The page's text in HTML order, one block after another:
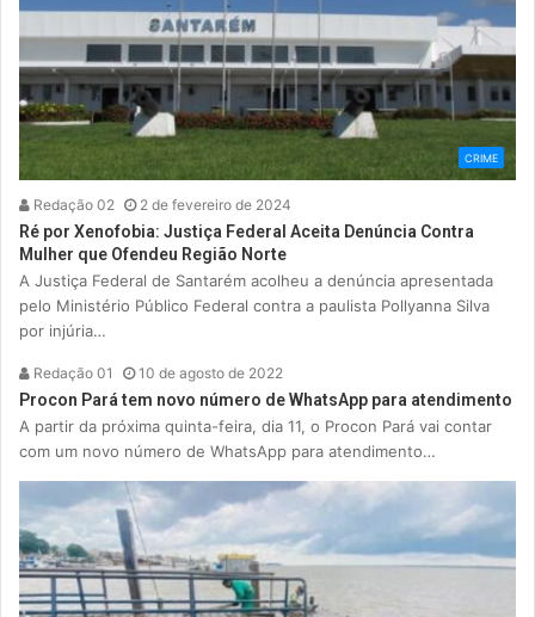
CRIME
Redação 02 2 de fevereiro de 2024
Ré por Xenofobia: Justiça Federal Aceita Denúncia Contra
Mulher que Ofendeu Região Norte
A Justiça Federal de Santarém acolheu a denúncia apresentada
pelo Ministério Público Federal contra a paulista Pollyanna Silva
por injúria…
Redação 01 10 de agosto de 2022
Procon Pará tem novo número de WhatsApp para atendimento
A partir da próxima quinta-feira, dia 11, o Procon Pará vai contar
com um novo número de WhatsApp para atendimento…